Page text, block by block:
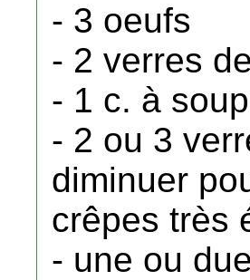
- 3 oeufs
- 2 verres
- 1 c. à
- 2 ou 3
diminuer
crêpes très
- une ou